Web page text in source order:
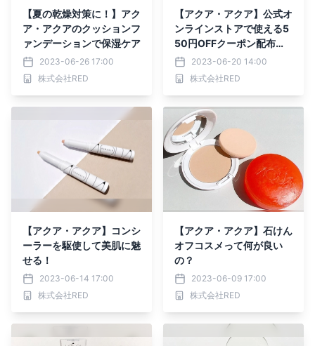
【夏の乾燥対策に！】アク
ア・アクアのクッションフ
ァンデーションで保湿ケア
2023-06-26 17:00
株式会社RED
【アクア・アクア】公式オ
ンラインストアで使える5
50円OFFクーポン配布
中！利用期間：2023年6
月23日(金)12:00～6月30
日(金)23:59
2023-06-20 14:00
株式会社RED
【アクア・アクア】コンシ
ーラーを駆使して美肌に魅
せる！
2023-06-14 17:00
株式会社RED
【アクア・アクア】石けん
オフコスメって何が良い
の？
2023-06-09 17:00
株式会社RED